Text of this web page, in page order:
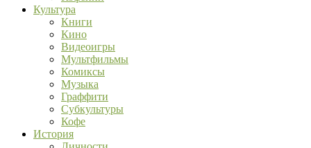
Культура
Книги
Кино
Видеоигры
Мультфильмы
Комиксы
Музыка
Граффити
Субкультуры
Кофе
История